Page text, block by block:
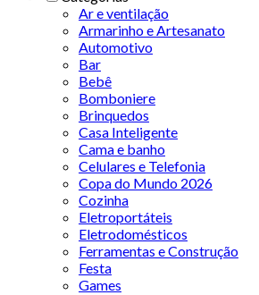
Ar e ventilação
Armarinho e Artesanato
Automotivo
Bar
Bebê
Bomboniere
Brinquedos
Casa Inteligente
Cama e banho
Celulares e Telefonia
Copa do Mundo 2026
Cozinha
Eletroportáteis
Eletrodomésticos
Ferramentas e Construção
Festa
Games